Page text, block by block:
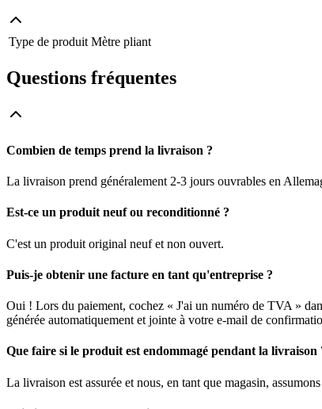
Type de produit Mètre pliant
Questions fréquentes
Combien de temps prend la livraison ?
La livraison prend généralement 2-3 jours ouvrables en
Est-ce un produit neuf ou reconditionné ?
C'est un produit original neuf et non ouvert.
Puis-je obtenir une facture en tant qu'entreprise ?
Oui ! Lors du paiement, cochez « J'ai un numéro de TVA »
générée automatiquement et jointe à votre e-mail de
Que faire si le produit est endommagé pendant la livraison
La livraison est assurée et nous, en tant que magasin,